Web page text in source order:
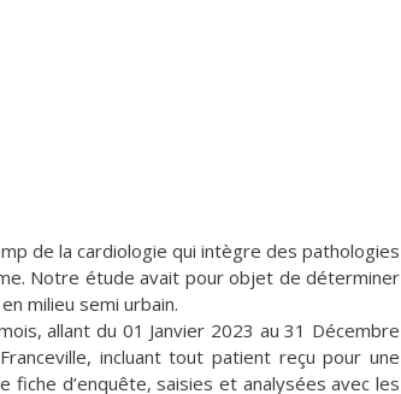
de la cardiologie qui intègre des pathologies
Notre étude avait pour objet de déterminer
milieu semi urbain.
allant du 01 Janvier 2023 au 31 Décembre
incluant tout patient reçu pour une
fiche d’enquête, saisies et analysées avec les